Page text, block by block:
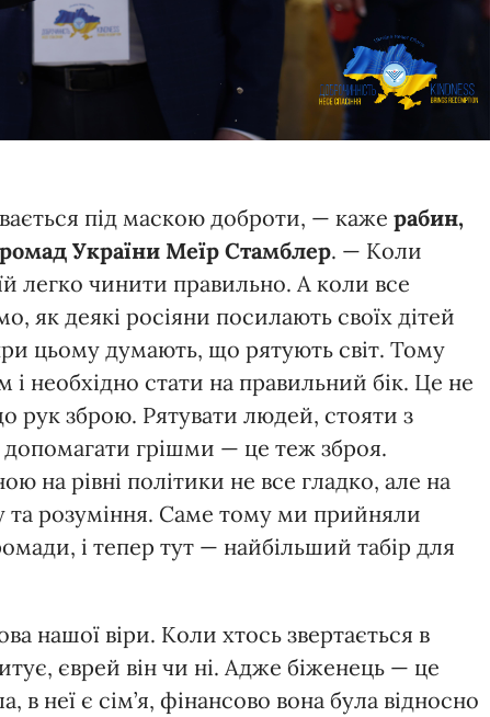
під маскою доброти, — каже рабин,
України Меїр Стамблер. — Коли
легко чинити правильно. А коли все
як деякі росіяни посилають своїх дітей
цьому думають, що рятують світ. Тому
необхідно стати на правильний бік. Це не
рук зброю. Рятувати людей, стояти з
грішми — це теж зброя.
на рівні політики не все гладко, але на
та розуміння. Саме тому ми прийняли
і тепер тут — найбільший табір для
нашої віри. Коли хтось звертається в
єврей він чи ні. Адже біженець — це
неї є сім’я, фінансово вона була відносно